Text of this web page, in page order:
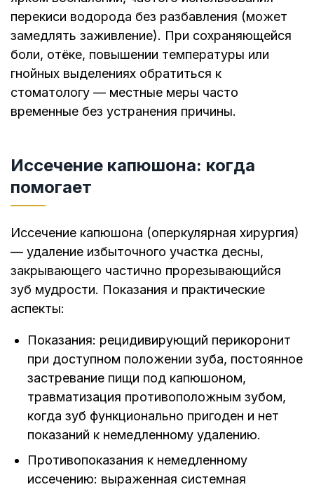
перекиси водорода без разбавления (может
замедлять заживление). При сохраняющейся
боли, отёке, повышении температуры или
гнойных выделениях обратиться к
стоматологу — местные меры часто
временные без устранения причины.
Иссечение капюшона: когда
помогает
Иссечение капюшона (оперкулярная хирургия)
— удаление избыточного участка десны,
закрывающего частично прорезывающийся
зуб мудрости. Показания и практические
аспекты:
Показания: рецидивирующий перикоронит
при доступном положении зуба, постоянное
застревание пищи под капюшоном,
травматизация противоположным зубом,
когда зуб функционально пригоден и нет
показаний к немедленному удалению.
Противопоказания к немедленному
иссечению: выраженная системная